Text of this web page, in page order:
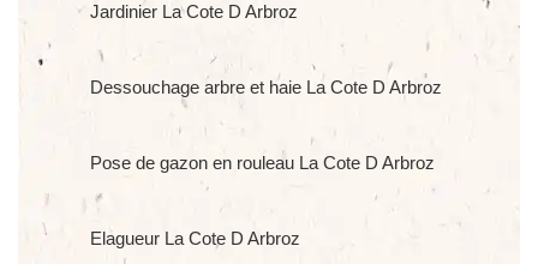
Jardinier La Cote D Arbroz
Dessouchage arbre et haie La Cote D Arbroz
Pose de gazon en rouleau La Cote D Arbroz
Elagueur La Cote D Arbroz